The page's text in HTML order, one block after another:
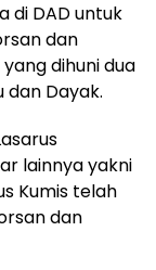
di DAD untuk
dan
dihuni dua
Dayak.
lainnya yakni
Kumis telah
dan